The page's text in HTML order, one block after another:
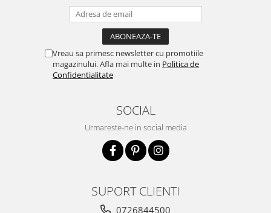
Vreau sa primesc newsletter cu promotiile
magazinului. Afla mai multe in Politica de
Confidentialitate
SOCIAL
Urmareste-ne in social media
SUPORT CLIENTI
0726844500